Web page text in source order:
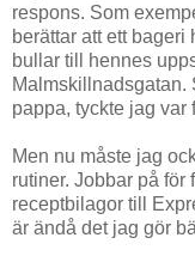
respons. Som
berättar att ett bageri
bullar till hennes
Malmskillnadsgatan.
pappa, tyckte jag var
Men nu måste jag
rutiner. Jobbar på för
receptbilagor till
är ändå det jag gör